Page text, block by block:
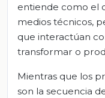
entiende como el
medios técnicos,
que interactúan
transformar o
Mientras que los
son la secuencia